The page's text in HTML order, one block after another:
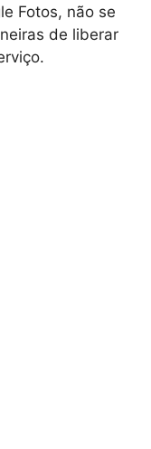
Fotos, não se
de liberar